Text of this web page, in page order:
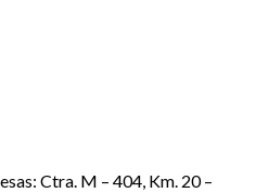
Ctra. M – 404, Km. 20 –